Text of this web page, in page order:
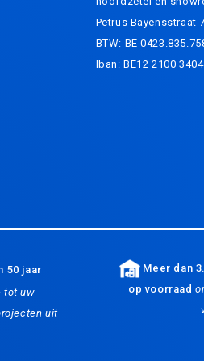
Petrus Bayensstraat
BTW: BE
Iban: BE12 2100
50 jaar
tot uw
uit
Meer dan
op voorraad